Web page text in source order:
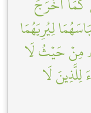
لِيُرِيَهُمَا
مِنۡ حَيۡثُ لَا
لِلَّذِينَ لَا